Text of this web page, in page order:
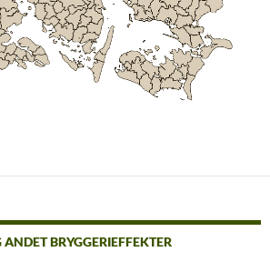
BRYGGERIEFFEKTER